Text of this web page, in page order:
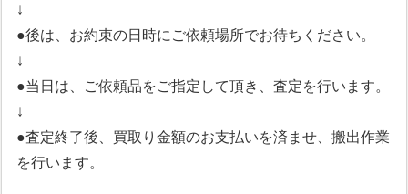
↓
●後は、お約束の日時にご依頼場所でお待ちください。
↓
●当日は、ご依頼品をご指定して頂き、査定を行います。
↓
●査定終了後、買取り金額のお支払いを済ませ、搬出作業
を行います。